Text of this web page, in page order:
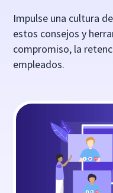
Impulse una cultura
estos consejos y
compromiso, la
empleados.